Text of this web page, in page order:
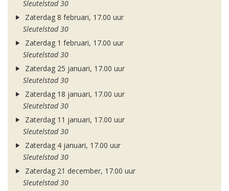
Sleutelstad 30
Zaterdag 8 februari, 17.00 uur
Sleutelstad 30
Zaterdag 1 februari, 17.00 uur
Sleutelstad 30
Zaterdag 25 januari, 17.00 uur
Sleutelstad 30
Zaterdag 18 januari, 17.00 uur
Sleutelstad 30
Zaterdag 11 januari, 17.00 uur
Sleutelstad 30
Zaterdag 4 januari, 17.00 uur
Sleutelstad 30
Zaterdag 21 december, 17.00 uur
Sleutelstad 30